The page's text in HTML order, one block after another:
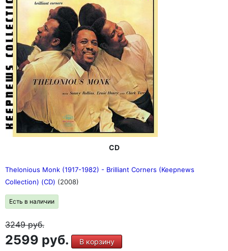
CD
Thelonious Monk (1917-1982) - Brilliant Corners (Keepnews
Collection) (CD) (2008)
Есть в наличии
3249руб.
2599 руб. В корзину